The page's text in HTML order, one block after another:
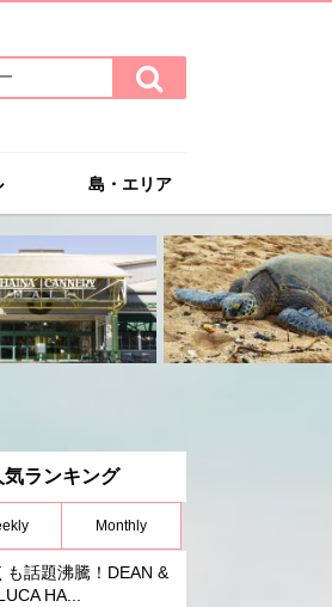
検
索
す
島・エリア
気ランキング
Monthly
も話題沸騰！DEAN &
HA...